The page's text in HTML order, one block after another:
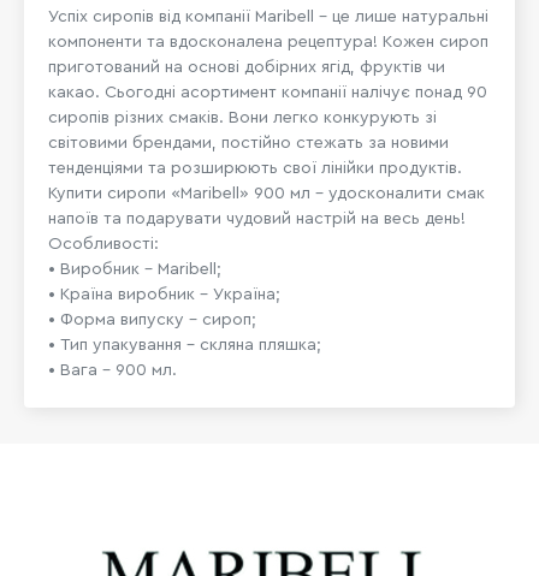
Успіх сиропів від компанії Maribell – це лише натуральні
компоненти та вдосконалена рецептура! Кожен сироп
приготований на основі добірних ягід, фруктів чи
какао. Сьогодні асортимент компанії налічує понад 90
сиропів різних смаків. Вони легко конкурують зі
світовими брендами, постійно стежать за новими
тенденціями та розширюють свої лінійки продуктів.
Купити сиропи «Maribell» 900 мл – удосконалити смак
напоїв та подарувати чудовий настрій на весь день!
Особливості:
• Виробник – Maribell;
• Країна виробник – Україна;
• Форма випуску – сироп;
• Тип упакування – скляна пляшка;
• Вага – 900 мл.